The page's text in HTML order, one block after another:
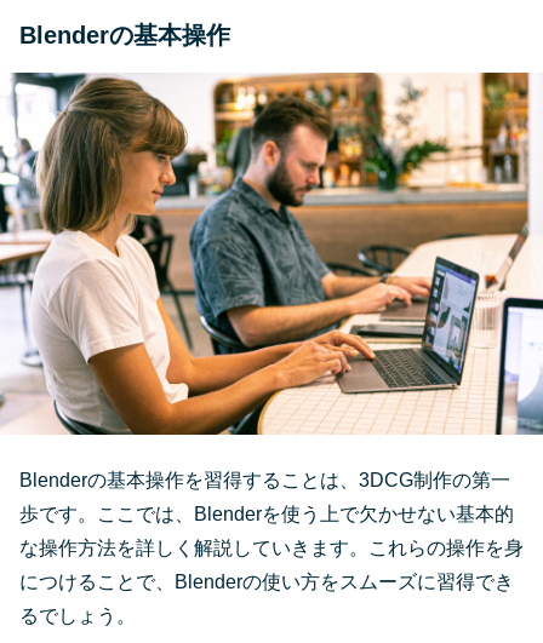
Blenderの基本操作
Blenderの基本操作を習得することは、3DCG制作の第一
歩です。ここでは、Blenderを使う上で欠かせない基本的
な操作方法を詳しく解説していきます。これらの操作を身
につけることで、Blenderの使い方をスムーズに習得でき
るでしょう。